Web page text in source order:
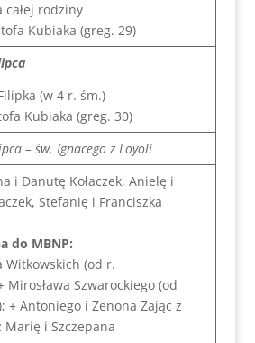
rodziny
Kubiaka (greg. 29)
(w 4 r. śm.)
Kubiaka (greg. 30)
– św. Ignacego z Loyoli
i Danutę Kołaczek, Anielę i
Stefanię i Franciszka
do MBNP:
Witkowskich (od r.
Mirosława Szwarockiego (od
+ Antoniego i Zenona Zając z
i Szczepana